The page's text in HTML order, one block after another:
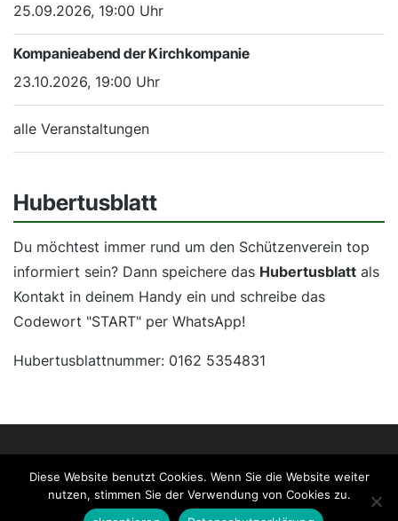
25.09.2026, 19:00 Uhr
Kompanieabend der Kirchkompanie
23.10.2026, 19:00 Uhr
alle Veranstaltungen
Hubertusblatt
Du möchtest immer rund um den Schützenverein top
informiert sein? Dann speichere das Hubertusblatt als
Kontakt in deinem Handy ein und schreibe das
Codewort "START" per WhatsApp!
Hubertusblattnummer: 0162 5354831
© 2026 St. Hubertus Schützenbruderschaft Alfen
Spielmannszug Alfen
AlfenWeb
Diese Website benutzt Cookies. Wenn Sie die Website weiter
nutzen, stimmen Sie der Verwendung von Cookies zu.